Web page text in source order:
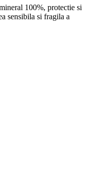
100%, protectie si
sensibila si fragila a